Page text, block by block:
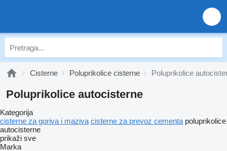
Cisterne Poluprikolice cisterne Poluprikolice
Poluprikolice autocisterne
Kategorija
cisterne za goriva i maziva cisterne za prevoz cementa poluprikolice
autocisterne
prikaži sve
Marka